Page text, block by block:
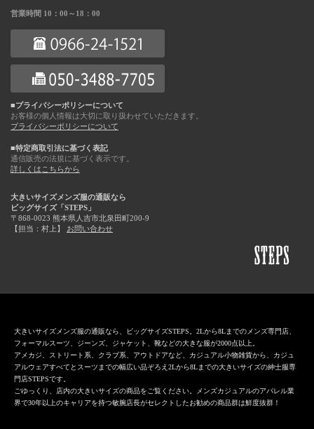
営業時間 10：00～18：00
■プライバシーポリシーについて
お客様の個人情報は大切に取り扱わせていただきます。
プライバシーポリシーについて
■特定商取引法に基づく表記
通信販売の法規に基づく表示です。
詳しくはこちらから
大きいサイズメンズ服の通販なら
ビッグサイズ「STEPS」
〒868-0023 熊本県人吉市北泉田町200-9
【担当：村上】 お問い合わせ
大きいサイズメンズ服の通販なら、ビッグサイズSTEPS。2Lから8Lまでのメンズ専門店、
フォーマルスーツ、ジーンズ、ジャケット、靴などの大きな服が2000点以上。
アメカジ、ストリート系、クラブ系、アウトドアなど、カジュアル小物雑貨から、カジュ
アルウェアすべてとスーツまでの幅広い品ぞろえ2Lから8Lまでの大きいサイズの紳士服専
門店STEPSです。
ごゆっくり、店内の大きいサイズの商品をご覧ください。メンズカジュアルのアパレル業
界で30年以上のキャリアを持つ敏腕店長がセレクトしたお勧めの商品群は鮮度抜群！